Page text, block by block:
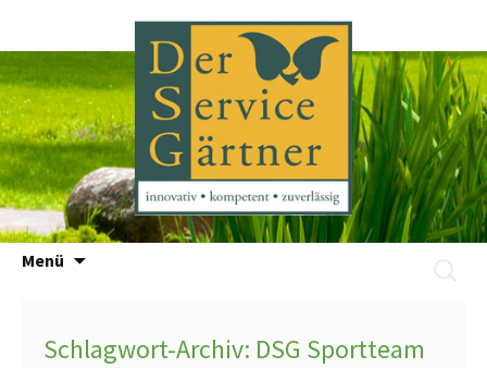
Menü
Zum
Schlagwort-Archiv: DSG Sportteam